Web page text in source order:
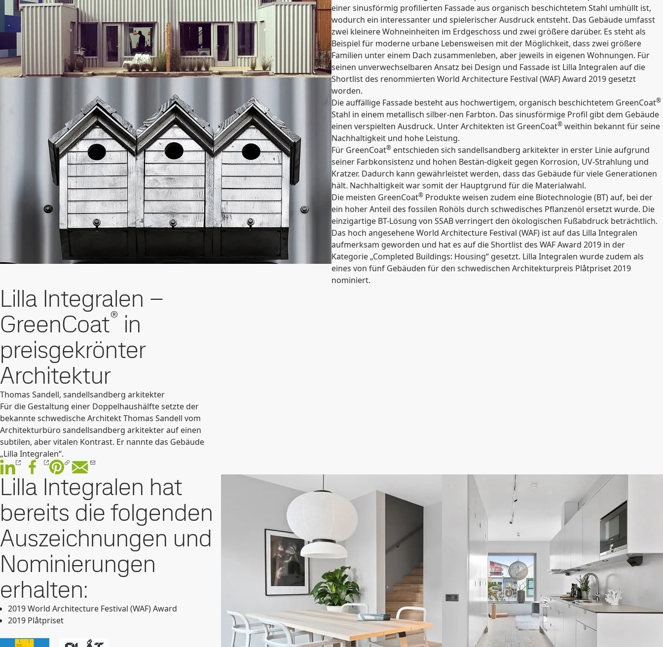
einer sinusförmig profilierten Fassade aus organisch beschichtetem Stahl umhüllt ist,
wodurch ein interessanter und spielerischer Ausdruck entsteht. Das Gebäude umfasst
zwei kleinere Wohneinheiten im Erdgeschoss und zwei größere darüber. Es steht als
Beispiel für moderne urbane Lebensweisen mit der Möglichkeit, dass zwei größere
Familien unter einem Dach zusammenleben, aber jeweils in eigenen Wohnungen. Für
seinen unverwechselbaren Ansatz bei Design und Fassade ist Lilla Integralen auf die
Shortlist des renommierten World Architecture Festival (WAF) Award 2019 gesetzt
worden.
Die auffällige Fassade besteht aus hochwertigem, organisch beschichtetem GreenCoat®
Stahl in einem metallisch silber-nen Farbton. Das sinusförmige Profil gibt dem Gebäude
einen verspielten Ausdruck. Unter Architekten ist GreenCoat® weithin bekannt für seine
Nachhaltigkeit und hohe Leistung.
Für GreenCoat® entschieden sich sandellsandberg arkitekter in erster Linie aufgrund
seiner Farbkonsistenz und hohen Bestän-digkeit gegen Korrosion, UV-Strahlung und
Kratzer. Dadurch kann gewährleistet werden, dass das Gebäude für viele Generationen
hält. Nachhaltigkeit war somit der Hauptgrund für die Materialwahl.
Die meisten GreenCoat® Produkte weisen zudem eine Biotechnologie (BT) auf, bei der
ein hoher Anteil des fossilen Rohöls durch schwedisches Pflanzenöl ersetzt wurde. Die
einzigartige BT-Lösung von SSAB verringert den ökologischen Fußabdruck beträchtlich.
Das hoch angesehene World Architecture Festival (WAF) ist auf das Lilla Integralen
aufmerksam geworden und hat es auf die Shortlist des WAF Award 2019 in der
Kategorie „Completed Buildings: Housing“ gesetzt. Lilla Integralen wurde zudem als
eines von fünf Gebäuden für den schwedischen Architekturpreis Plåtpriset 2019
nominiert.
Lilla Integralen –
GreenCoat® in
preisgekrönter
Architektur
Thomas Sandell, sandellsandberg arkitekter
Für die Gestaltung einer Doppelhaushälfte setzte der
bekannte schwedische Architekt Thomas Sandell vom
Architekturbüro sandellsandberg arkitekter auf einen
subtilen, aber vitalen Kontrast. Er nannte das Gebäude
„Lilla Integralen“.
Lilla Integralen hat
bereits die folgenden
Auszeichnungen und
Nominierungen
erhalten:
2019 World Architecture Festival (WAF) Award
2019 Plåtpriset